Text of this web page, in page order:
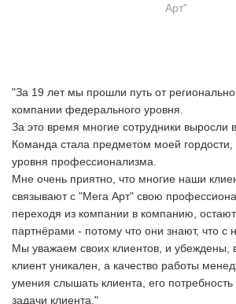
Арт"
"За 19 лет мы прошли путь от
компании федерального уровня.
За это время многие сотрудники выросли
Команда стала предметом моей гордости,
уровня профессионализма.
Мне очень приятно, что многие наши
связывают с "Мега Арт" свою
переходя из компании в компанию,
партнёрами - потому что они знают, что с
Мы уважаем своих клиентов, и убеждены,
клиент уникален, а качество работы
умения слышать клиента, его
задачи клиента."